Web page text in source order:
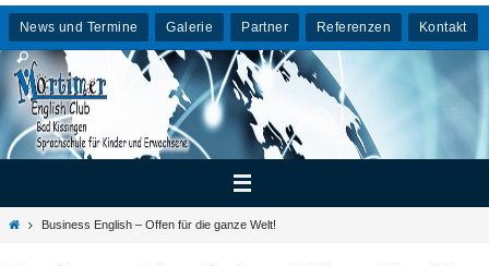
Zum
Inhalt
springen
News und Termine Galerie Partner Referenzen Kontakt
HomeBusiness English – Offen für die ganze Welt!